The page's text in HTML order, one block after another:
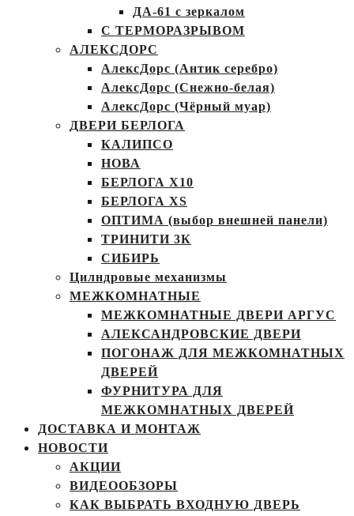
ДА-61 с зеркалом
С ТЕРМОРАЗРЫВОМ
АЛЕКСДОРС
АлексДорс (Антик серебро)
АлексДорс (Снежно-белая)
АлексДорс (Чёрный муар)
ДВЕРИ БЕРЛОГА
КАЛИПСО
НОВА
БЕРЛОГА Х10
БЕРЛОГА XS
ОПТИМА (выбор внешней панели)
ТРИНИТИ 3К
СИБИРЬ
Цилндровые механизмы
МЕЖКОМНАТНЫЕ
МЕЖКОМНАТНЫЕ ДВЕРИ АРГУС
АЛЕКСАНДРОВСКИЕ ДВЕРИ
ПОГОНАЖ ДЛЯ МЕЖКОМНАТНЫХ
ДВЕРЕЙ
ФУРНИТУРА ДЛЯ
МЕЖКОМНАТНЫХ ДВЕРЕЙ
ДОСТАВКА И МОНТАЖ
НОВОСТИ
АКЦИИ
ВИДЕООБЗОРЫ
КАК ВЫБРАТЬ ВХОДНУЮ ДВЕРЬ